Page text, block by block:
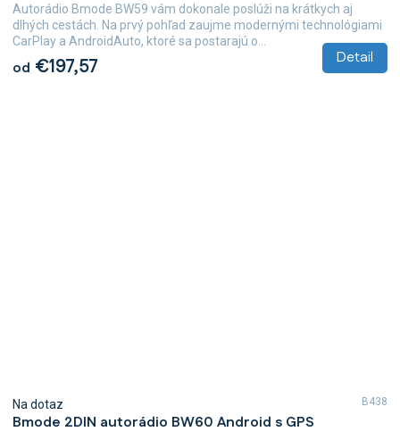
od €197,57 Detail
Autorádio Bmode BW59 vám dokonale poslúži na krátkych aj
dlhých cestách. Na prvý pohľad zaujme modernými technológiami
CarPlay a AndroidAuto, ktoré sa postarajú o...
Bmode 2DIN autorádio BW60 Android s GPS
Na dotaz B438